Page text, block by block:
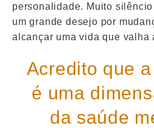
personalidade. Muito
um grande desejo por
alcançar uma vida que valha
Acredito que
é uma
da saúde